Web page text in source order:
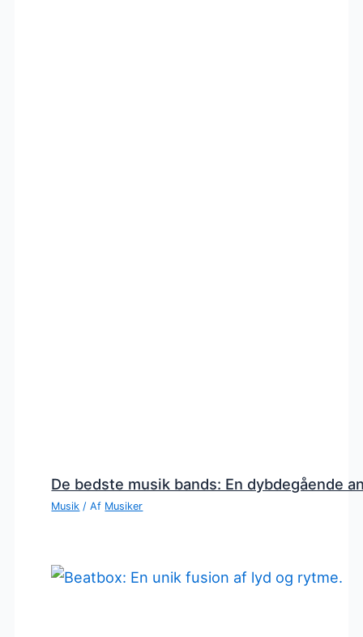
De bedste musik bands: En dybdegående
Musik / Af Musiker